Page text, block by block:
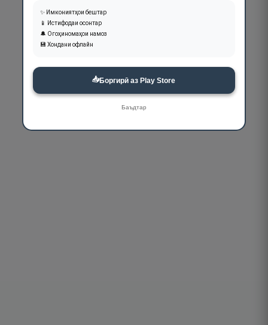
✨ Имкониятҳои бештар
📱 Истифодаи осонтар
🔔 Огоҳиномаҳои намоз
💾 Хондани офлайн
📥Боргирӣ аз Play Store
Баъдтар